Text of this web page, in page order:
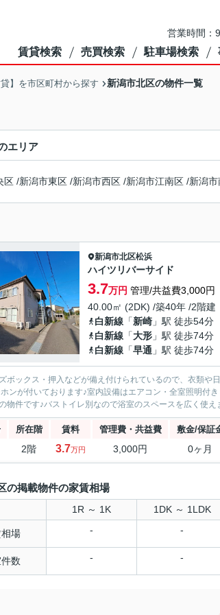
営業時間：
賃貸検索 売買検索 駐車場検索
貸】を市区町村から探す 新潟市北区の物件一覧
エリア
区 /新潟市東区 /新潟市西区 /新潟市江南区 /新潟
新潟市北区松浜
ハイツリバーサイド
3.7万円 管理/共益費3,000円
40.00㎡ (2DK) /築40年 /2階建
白新線 「新崎 」駅 徒歩54分
白新線 「大形 」駅 徒歩74分
白新線 「早通 」駅 徒歩74分
ボックス・押入などが備え付けられているので、衣類
ンが付いております♪室内設備はエアコン・全室照明付
物件です♪バストイレ別なので浴室のスペースを広く使
所在階 賃料 管理費・共益費 敷金/保証
2階 3.7万円 3,000円 0ヶ月
の掲載物件の家賃相場
1R ～ 1K 1DK ～ 1LDK
場 - -
数 - -